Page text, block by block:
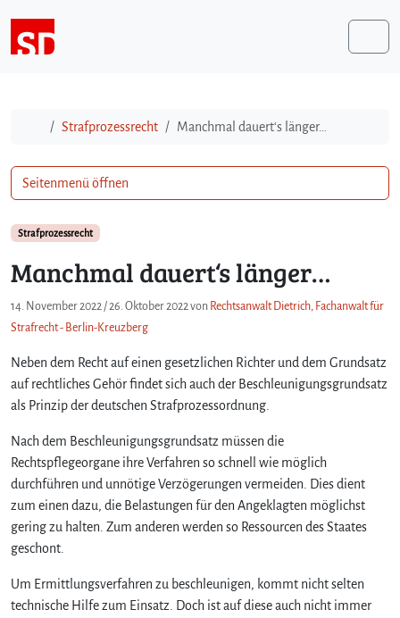
StartStrafprozessrecht Manchmal dauert‘s länger…
Strafprozessrecht
Manchmal dauert‘s länger…
14. November 2022 /26. Oktober 2022von Rechtsanwalt Dietrich, Fachanwalt für
Strafrecht - Berlin-Kreuzberg
Neben dem Recht auf einen gesetzlichen Richter und dem Grundsatz
auf rechtliches Gehör findet sich auch der Beschleunigungsgrundsatz
als Prinzip der deutschen Strafprozessordnung.
Nach dem Beschleunigungsgrundsatz müssen die
Rechtspflegeorgane ihre Verfahren so schnell wie möglich
durchführen und unnötige Verzögerungen vermeiden. Dies dient
zum einen dazu, die Belastungen für den Angeklagten möglichst
gering zu halten. Zum anderen werden so Ressourcen des Staates
geschont.
Um Ermittlungsverfahren zu beschleunigen, kommt nicht selten
technische Hilfe zum Einsatz. Doch ist auf diese auch nicht immer
Seitenmenü öffnen